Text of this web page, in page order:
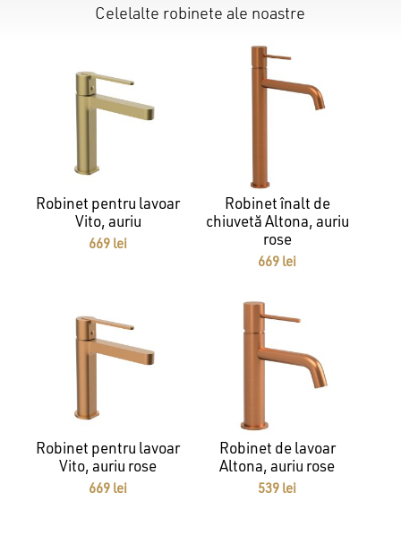
Nu ai niciun produs în coș.
GO TO SHOP
Celelalte robinete ale noastre
Robinet pentru lavoar
Vito, auriu
669 lei
Robinet înalt de
chiuvetă Altona, auriu
rose
669 lei
Robinet pentru lavoar
Vito, auriu rose
669 lei
Robinet de lavoar
Altona, auriu rose
539 lei